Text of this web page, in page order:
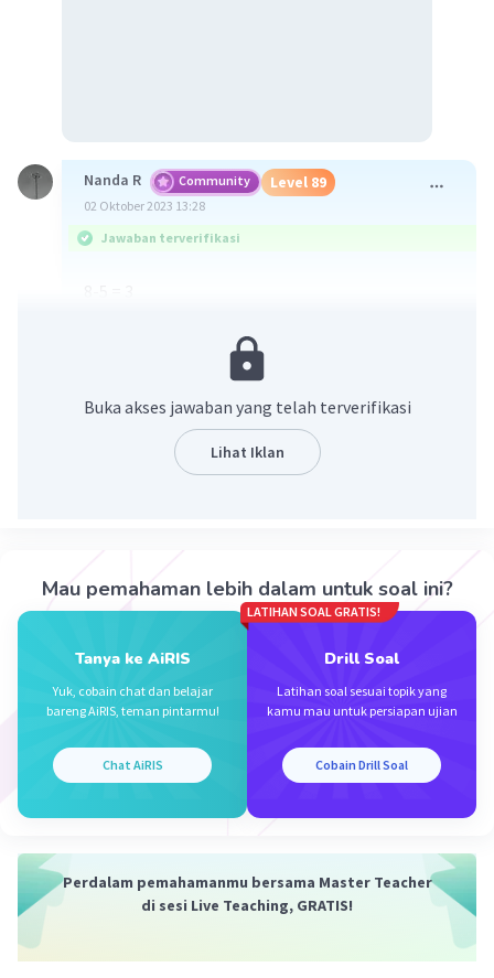
Nanda R Community Level 89
02 Oktober 2023 13:28
Jawaban terverifikasi
Level 73
02 Oktober 2023 13:50
Beri Rating Balas
Buka akses jawaban yang telah terverifikasi
Lihat Iklan
Mau pemahaman lebih dalam untuk soal ini?
Tanya ke AiRIS
Yuk, cobain chat dan belajar
bareng AiRIS, teman pintarmu!
Chat AiRIS
LATIHAN SOAL GRATIS!
Drill Soal
Latihan soal sesuai topik yang
kamu mau untuk persiapan ujian
Cobain Drill Soal
Perdalam pemahamanmu bersama Master Teacher
di sesi Live Teaching, GRATIS!